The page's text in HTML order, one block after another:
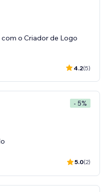
o Criador de Logo
4.2(5)
- 5%
5.0(2)